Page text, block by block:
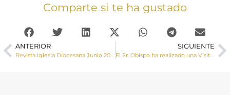
Comparte si te ha gustado
ANTERIOR
Revista Iglesia Diocesana Junio 2023
SIGUIENTE
El Sr. Obispo ha realizado una Visita Pastoral a El Cañavate